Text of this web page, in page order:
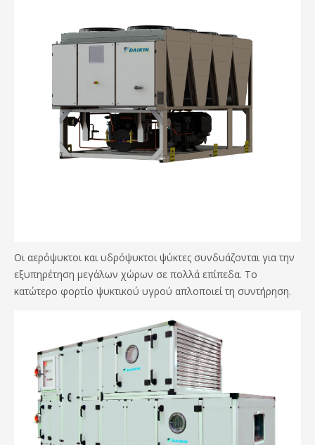
Οι αερόψυκτοι και υδρόψυκτοι ψύκτες συνδυάζονται για την
εξυπηρέτηση μεγάλων χώρων σε πολλά επίπεδα. Το
κατώτερο φορτίο ψυκτικού υγρού απλοποιεί τη συντήρηση.